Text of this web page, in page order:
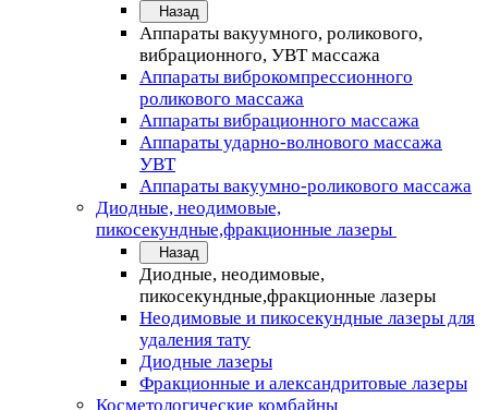
Назад
Аппараты вакуумного, роликового,
вибрационного, УВТ массажа
Аппараты виброкомпрессионного
роликового массажа
Аппараты вибрационного массажа
Аппараты ударно-волнового массажа
УВТ
Аппараты вакуумно-роликового массажа
Диодные, неодимовые,
пикосекундные,фракционные лазеры
Назад
Диодные, неодимовые,
пикосекундные,фракционные лазеры
Неодимовые и пикосекундные лазеры для
удаления тату
Диодные лазеры
Фракционные и александритовые лазеры
Косметологические комбайны